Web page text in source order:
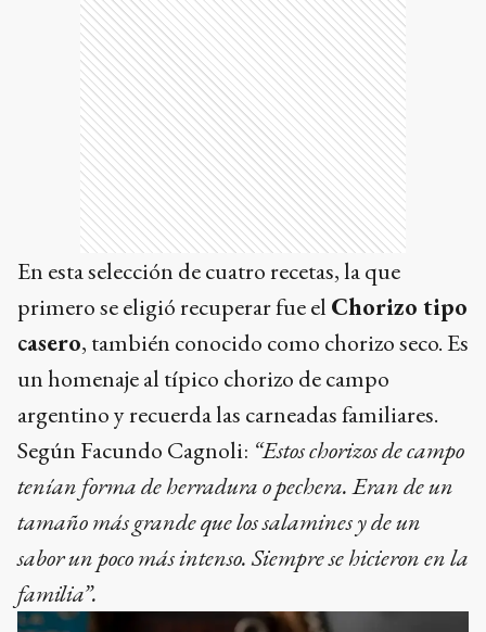
En esta selección de cuatro recetas, la que
primero se eligió recuperar fue el Chorizo tipo
casero, también conocido como chorizo seco. Es
un homenaje al típico chorizo de campo
argentino y recuerda las carneadas familiares.
Según Facundo Cagnoli: “Estos chorizos de campo
tenían forma de herradura o pechera. Eran de un
tamaño más grande que los salamines y de un
sabor un poco más intenso. Siempre se hicieron en la
familia”.